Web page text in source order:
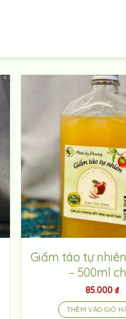
Giấm táo tự
– 500ml
85.000₫
THÊM VÀO GIỎ